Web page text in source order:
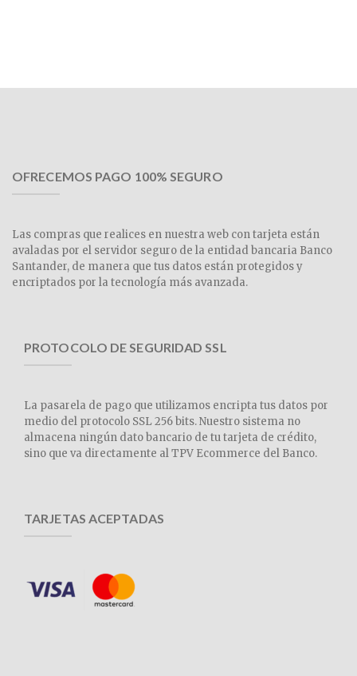
OFRECEMOS PAGO 100% SEGURO
Las compras que realices en nuestra web con tarjeta están
avaladas por el servidor seguro de la entidad bancaria Banco
Santander, de manera que tus datos están protegidos y
encriptados por la tecnología más avanzada.
PROTOCOLO DE SEGURIDAD SSL
La pasarela de pago que utilizamos encripta tus datos por
medio del protocolo SSL 256 bits. Nuestro sistema no
almacena ningún dato bancario de tu tarjeta de crédito,
sino que va directamente al TPV Ecommerce del Banco.
TARJETAS ACEPTADAS